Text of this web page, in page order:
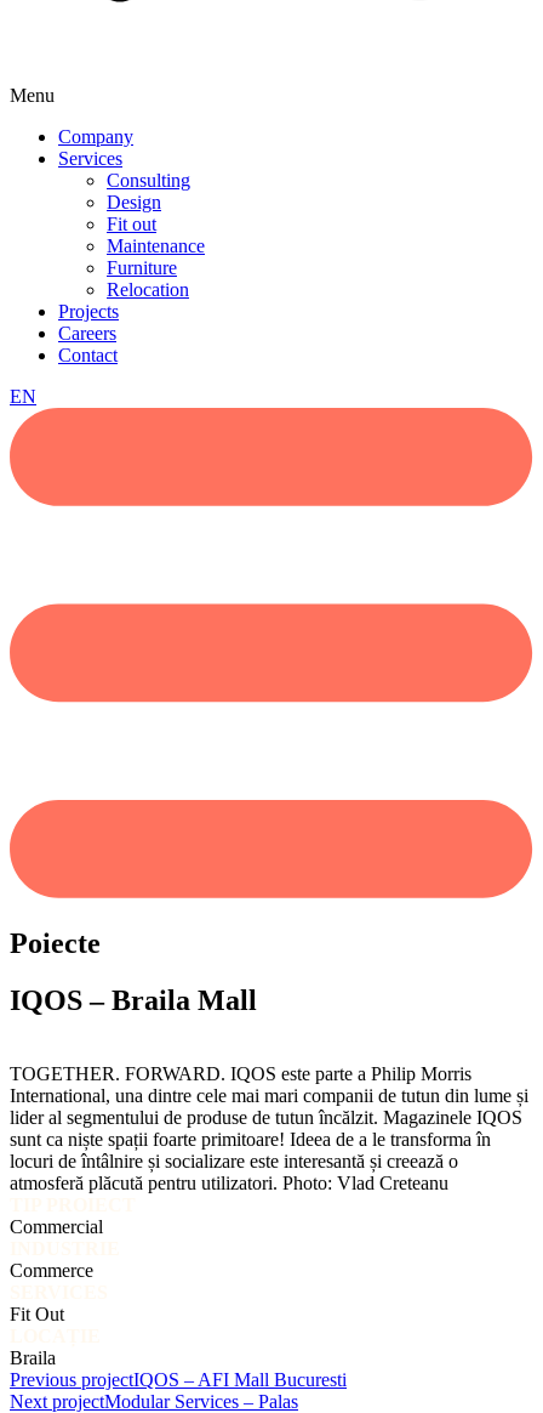
Menu
Company
Services
Consulting
Design
Fit out
Maintenance
Furniture
Relocation
Projects
Careers
Contact
EN
Poiecte
IQOS – Braila Mall
TOGETHER. FORWARD. IQOS este parte a Philip Morris
International, una dintre cele mai mari companii de tutun din lume și
lider al segmentului de produse de tutun încălzit. Magazinele IQOS
sunt ca niște spații foarte primitoare! Ideea de a le transforma în
locuri de întâlnire și socializare este interesantă și creează o
atmosferă plăcută pentru utilizatori. Photo: Vlad Creteanu
Commercial
Commerce
Fit Out
Braila
Previous projectIQOS – AFI Mall Bucuresti
Next projectModular Services – Palas